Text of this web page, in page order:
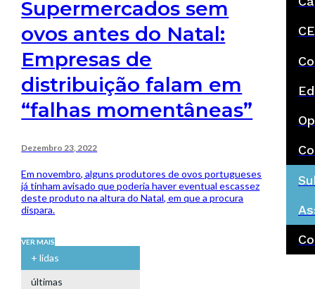
Supermercados sem
ovos antes do Natal:
Empresas de
distribuição falam em
“falhas momentâneas”
Dezembro 23, 2022
Em novembro, alguns produtores de ovos portugueses
já tinham avisado que poderia haver eventual escassez
deste produto na altura do Natal, em que a procura
dispara.
VER MAIS
+ lidas
últimas